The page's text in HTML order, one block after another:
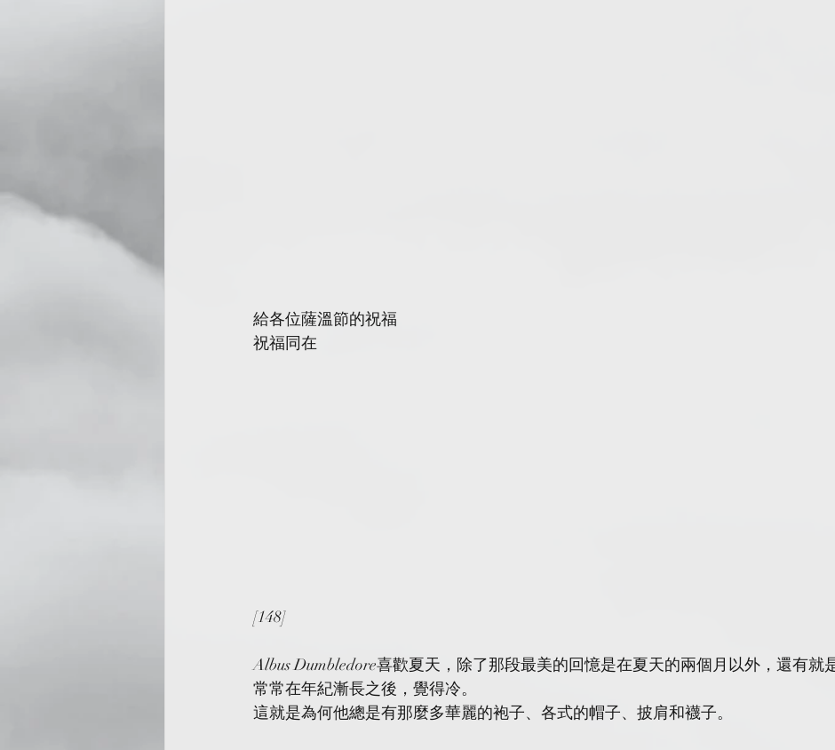
給各位薩溫節的祝福
祝福同在
[148]
Albus Dumbledore喜歡夏天，除了那段最美的回憶是在夏天的兩個月以外，還有就
常常在年紀漸長之後，覺得冷。
這就是為何他總是有那麼多華麗的袍子、各式的帽子、披肩和襪子。